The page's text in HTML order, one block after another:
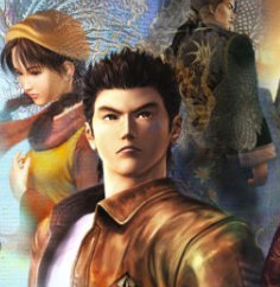
Whatsapp
Email